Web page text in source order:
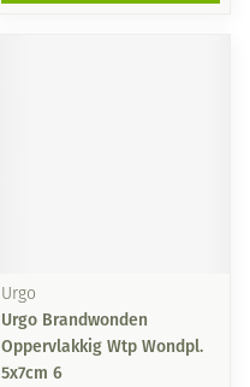
Urgo
Urgo Brandwonden
Oppervlakkig Wtp Wondpl.
5x7cm 6